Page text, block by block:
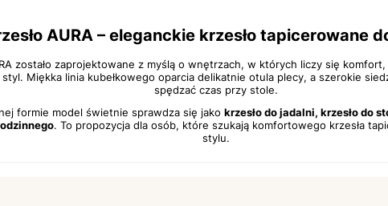
AURA – eleganckie krzesło tapicerowane
zostało zaprojektowane z myślą o wnętrzach, w których liczy się komfort,
Miękka linia kubełkowego oparcia delikatnie otula plecy, a szerokie
spędzać czas przy stole.
formie model świetnie sprawdza się jako krzesło do jadalni, krzesło do
. To propozycja dla osób, które szukają komfortowego krzesła
stylu.